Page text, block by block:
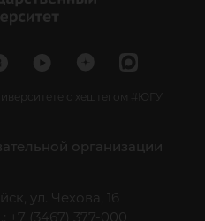
с хештегом #ЮГУ
организации
ул. Чехова, 16
+7 (3467) 377-000